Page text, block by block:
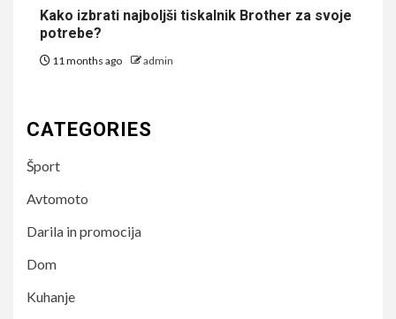
Kako izbrati najboljši tiskalnik Brother za svoje
potrebe?
11 months ago admin
CATEGORIES
Šport
Avtomoto
Darila in promocija
Dom
Kuhanje